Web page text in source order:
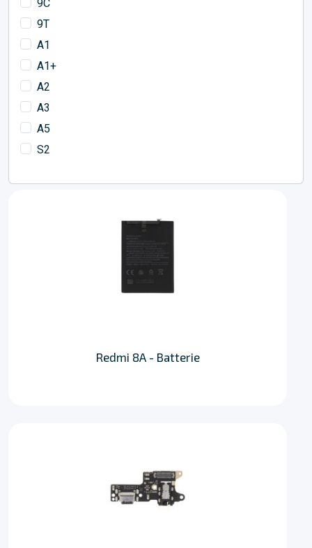
9C
9T
A1
A1+
A2
A3
A5
S2
Redmi 8A - Batterie